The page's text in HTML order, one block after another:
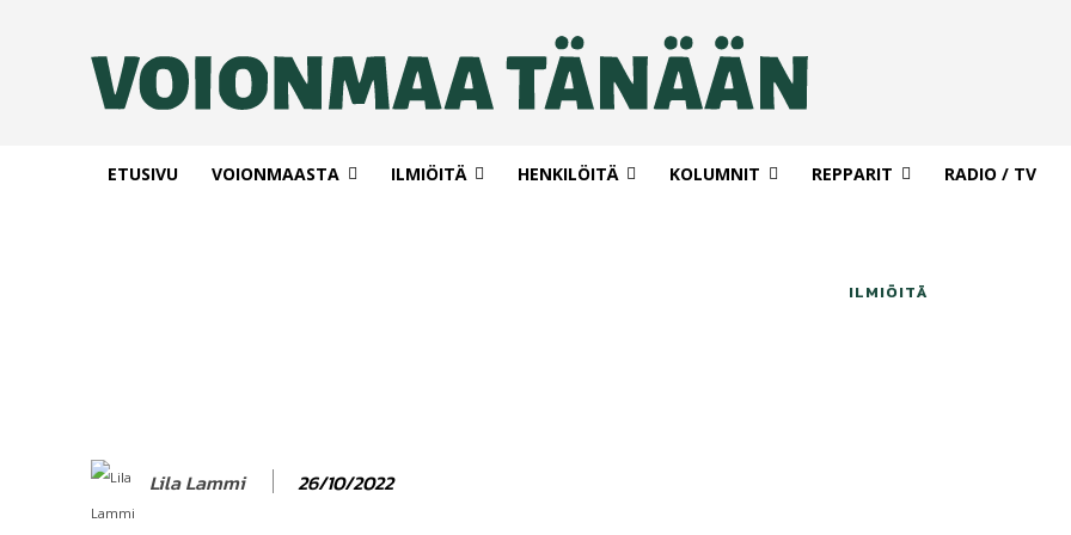
ETUSIVU VOIONMAASTA ILMIÖITÄ HENKILÖITÄ KOLUMNIT REPPARIT RADIO / TV
Lila Lammi 26/10/2022
ILMIÖITÄ